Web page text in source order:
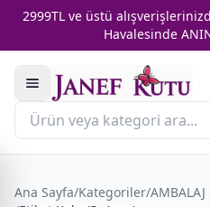
2999TL ve üstü
Havalesinde
Ana Sayfa/Kategoriler/AMBALAJ